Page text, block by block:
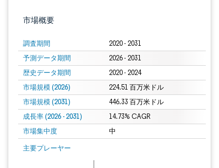
市場概要
調査期間 2020 - 2031
予測データ期間 2026 - 2031
歴史データ期間 2020 - 2024
市場規模 (2026) 224.51 百万米ドル
市場規模 (2031) 446.33 百万米ドル
成長率 (2026 - 2031) 14.73% CAGR
市場集中度 中
主要プレーヤー
画像 © Mordor Intelligence。再利用にはCC BY 4.0の表示が必要です。